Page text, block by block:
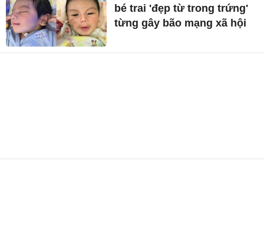
bé trai 'đẹp từ trong trứng'
từng gây bão mạng xã hội